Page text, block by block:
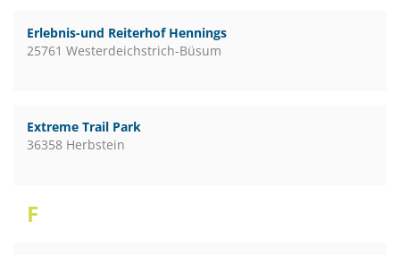
Erlebnis-und Reiterhof Hennings
25761 Westerdeichstrich-Büsum
Extreme Trail Park
36358 Herbstein
F